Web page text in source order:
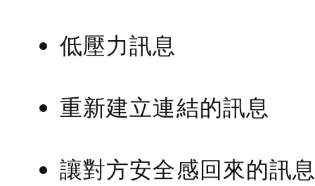
低壓力訊息
重新建立連結的訊息
讓對方安全感回來的訊